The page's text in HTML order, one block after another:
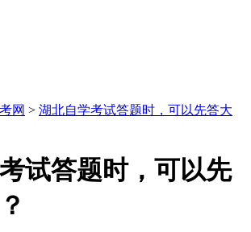
网 > 湖北自学考试答题时，可以先答大
试答题时，可以先